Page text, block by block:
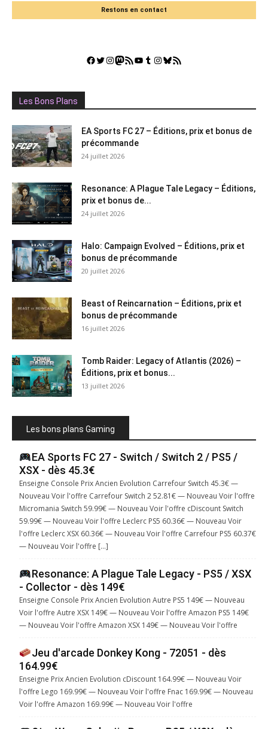
Restons en contact
Facebook
Twitter
Instagram
Mastodon
Flux RSSYouTube
Tumblr
Instagram
Bluesky
GestGame
Les Bons Plans
EA Sports FC 27 – Éditions, prix et bonus de
précommande
24 juillet 2026
Resonance: A Plague Tale Legacy – Éditions,
prix et bonus de...
24 juillet 2026
Halo: Campaign Evolved – Éditions, prix et
bonus de précommande
20 juillet 2026
Beast of Reincarnation – Éditions, prix et
bonus de précommande
16 juillet 2026
Tomb Raider: Legacy of Atlantis (2026) –
Éditions, prix et bonus...
13 juillet 2026
Les bons plans Gaming
EA Sports FC 27 - Switch / Switch 2 / PS5 /
XSX - dès 45.3€
Enseigne Console Prix Ancien Evolution Carrefour Switch 45.3€ —
Nouveau Voir l'offre Carrefour Switch 2 52.81€ — Nouveau Voir l'offre
Micromania Switch 59.99€ — Nouveau Voir l'offre cDiscount Switch
59.99€ — Nouveau Voir l'offre Leclerc PS5 60.36€ — Nouveau Voir
l'offre Leclerc XSX 60.36€ — Nouveau Voir l'offre Carrefour PS5 60.37€
— Nouveau Voir l'offre […]
Resonance: A Plague Tale Legacy - PS5 / XSX
- Collector - dès 149€
Enseigne Console Prix Ancien Evolution Autre PS5 149€ — Nouveau
Voir l'offre Autre XSX 149€ — Nouveau Voir l'offre Amazon PS5 149€
— Nouveau Voir l'offre Amazon XSX 149€ — Nouveau Voir l'offre
Jeu d'arcade Donkey Kong - 72051 - dès
164.99€
Enseigne Prix Ancien Evolution cDiscount 164.99€ — Nouveau Voir
l'offre Lego 169.99€ — Nouveau Voir l'offre Fnac 169.99€ — Nouveau
Voir l'offre Amazon 169.99€ — Nouveau Voir l'offre